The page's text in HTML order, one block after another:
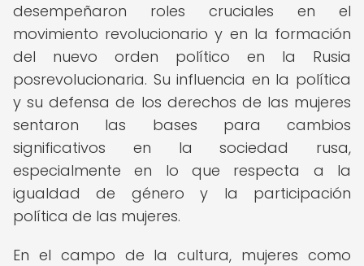
desempeñaron roles cruciales en el
movimiento revolucionario y en la formación
del nuevo orden político en la Rusia
posrevolucionaria. Su influencia en la política
y su defensa de los derechos de las mujeres
sentaron las bases para cambios
significativos en la sociedad rusa,
especialmente en lo que respecta a la
igualdad de género y la participación
política de las mujeres.
En el campo de la cultura, mujeres como